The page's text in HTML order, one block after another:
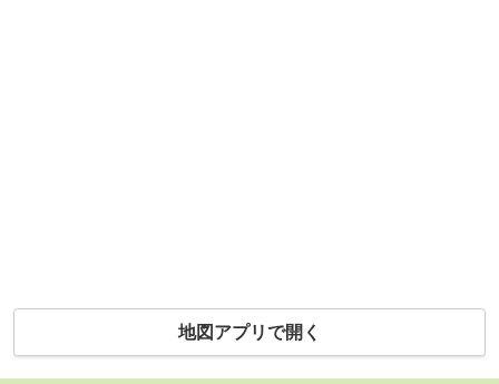
地図アプリで開く